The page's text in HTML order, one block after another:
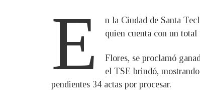
E
n la Ciudad de Santa
quien cuenta con un
Flores, se proclamó
el TSE brindó,
pendientes 34 actas por procesar.